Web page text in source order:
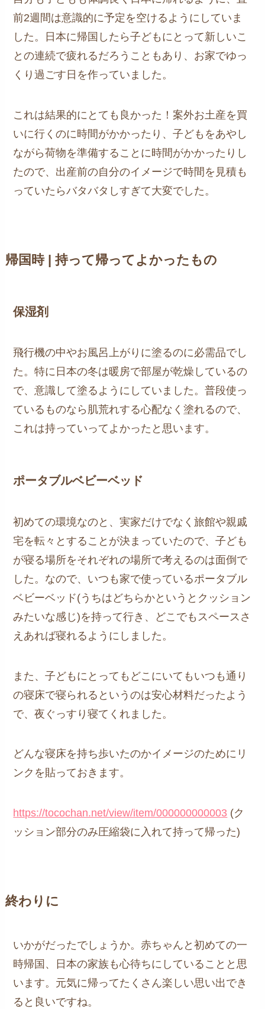
前2週間は意識的に予定を空けるようにしていま
した。日本に帰国したら子どもにとって新しいこ
との連続で疲れるだろうこともあり、お家でゆっ
くり過ごす日を作っていました。
これは結果的にとても良かった！案外お土産を買
いに行くのに時間がかかったり、子どもをあやし
ながら荷物を準備することに時間がかかったりし
たので、出産前の自分のイメージで時間を見積も
っていたらバタバタしすぎて大変でした。
帰国時 | 持って帰ってよかったもの
保湿剤
飛行機の中やお風呂上がりに塗るのに必需品でし
た。特に日本の冬は暖房で部屋が乾燥しているの
で、意識して塗るようにしていました。普段使っ
ているものなら肌荒れする心配なく塗れるので、
これは持っていってよかったと思います。
ポータブルベビーベッド
初めての環境なのと、実家だけでなく旅館や親戚
宅を転々とすることが決まっていたので、子ども
が寝る場所をそれぞれの場所で考えるのは面倒で
した。なので、いつも家で使っているポータブル
ベビーベッド(うちはどちらかというとクッション
みたいな感じ)を持って行き、どこでもスペースさ
えあれば寝れるようにしました。
また、子どもにとってもどこにいてもいつも通り
の寝床で寝られるというのは安心材料だったよう
で、夜ぐっすり寝てくれました。
どんな寝床を持ち歩いたのかイメージのためにリ
ンクを貼っておきます。
https://tocochan.net/view/item/000000000003 (ク
ッション部分のみ圧縮袋に入れて持って帰った)
終わりに
いかがだったでしょうか。赤ちゃんと初めての一
時帰国、日本の家族も心待ちにしていることと思
います。元気に帰ってたくさん楽しい思い出でき
ると良いですね。